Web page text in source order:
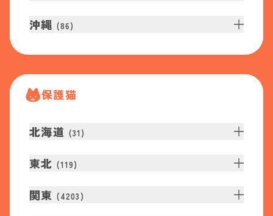
沖縄 (86)
保護猫
北海道 (31 )
東北 (119)
関東 (4203 )